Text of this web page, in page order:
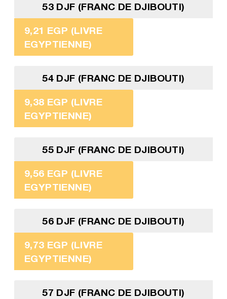
53 DJF (FRANC DE DJIBOUTI)
9,21 EGP (LIVRE
EGYPTIENNE)
54 DJF (FRANC DE DJIBOUTI)
9,38 EGP (LIVRE
EGYPTIENNE)
55 DJF (FRANC DE DJIBOUTI)
9,56 EGP (LIVRE
EGYPTIENNE)
56 DJF (FRANC DE DJIBOUTI)
9,73 EGP (LIVRE
EGYPTIENNE)
57 DJF (FRANC DE DJIBOUTI)